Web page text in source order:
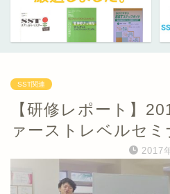
SST関連
【研修レポート】
ァーストレベルセミ
2017